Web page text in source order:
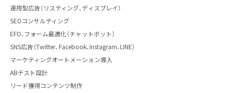
運用型広告（リスティング、ディスプレイ）
SEOコンサルティング
EFO、フォーム最適化（チャットボット）
SNS広告（Twitter、Facebook、Instagram、LINE）
マーケティングオートメーション導入
ABテスト設計
リード獲得コンテンツ制作